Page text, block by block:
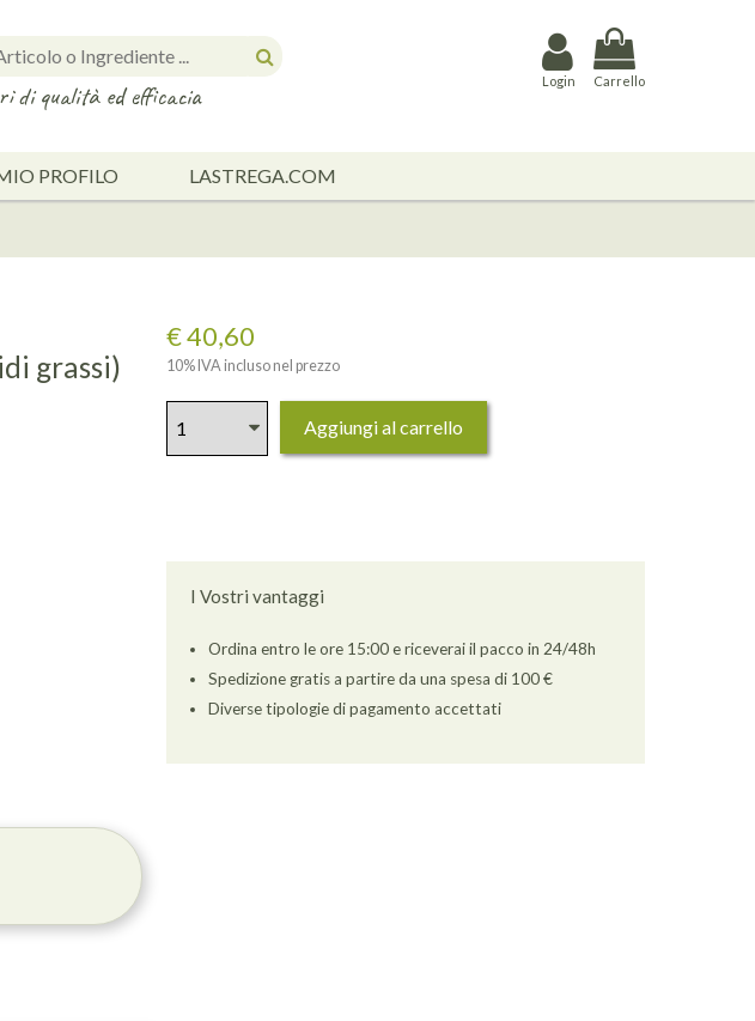
qualità ed efficacia Login Carrello
PROFILO LASTREGA.COM
grassi)
€ 40,60
10% IVA incluso nel prezzo
Aggiungi al carrello
I Vostri vantaggi
Ordina entro le ore 15:00 e riceverai il pacco in 24/48h
Spedizione gratis a partire da una spesa di 100 €
Diverse tipologie di pagamento accettati